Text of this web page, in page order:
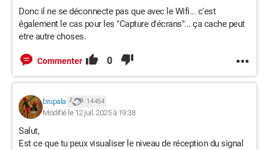
Donc il ne se déconnecte pas que avec le Wifi... c'est
également le cas pour les "Capture d'écrans"... ça cache peut
etre autre choses.
Commenter 0
brupala 14 454
Modifié le 12 juil. 2025 à 19:38
Salut,
Est ce que tu peux visualiser le niveau de réception du signal